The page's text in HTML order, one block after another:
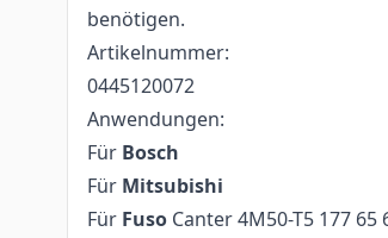
benötigen.
Artikelnummer:
0445120072
Anwendungen:
Für Bosch
Für Mitsubishi
Für Fuso Canter 4M50-T5 177 65